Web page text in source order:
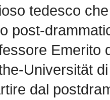
tedesco
post-
Emerito
Universität
dal